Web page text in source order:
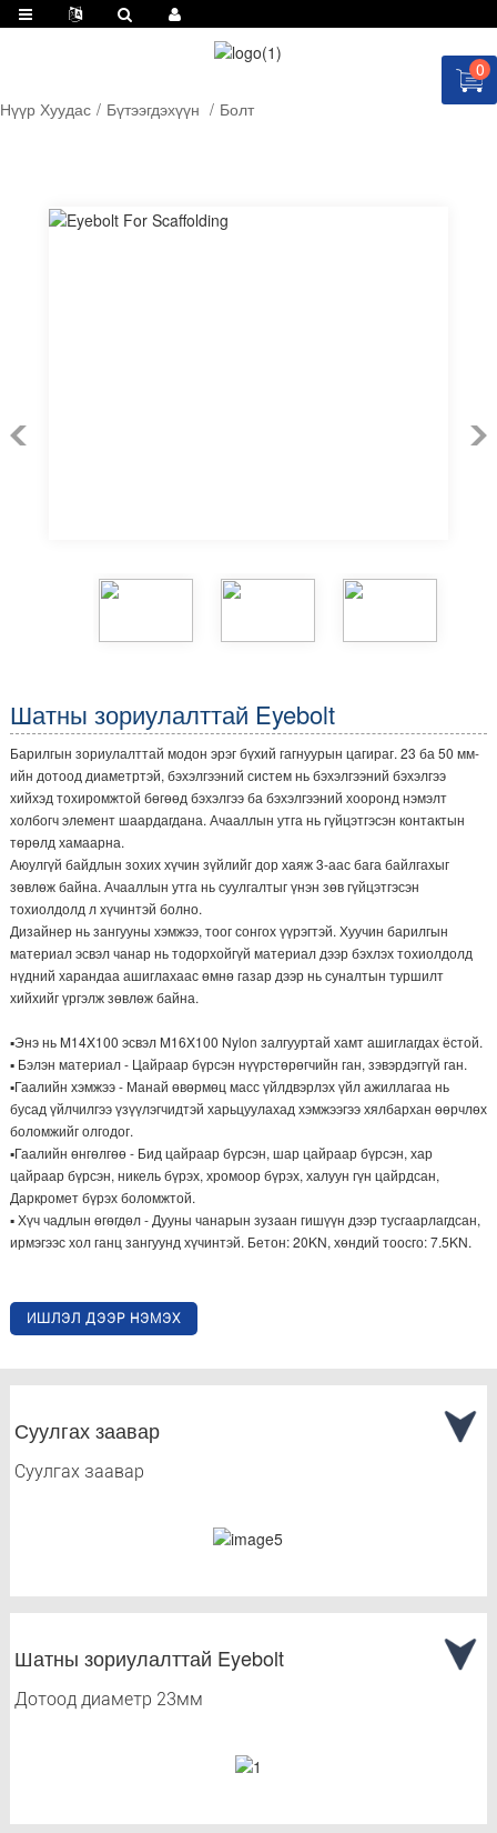
0
Нүүр Хуудас
Бүтээгдэхүүн Болт
Шатны зориулалттай Eyebolt
Барилгын зориулалттай модон эрэг бүхий гагнуурын цагираг. 23 ба 50 мм-
ийн дотоод диаметртэй, бэхэлгээний систем нь бэхэлгээний бэхэлгээ
хийхэд тохиромжтой бөгөөд бэхэлгээ ба бэхэлгээний хооронд нэмэлт
холбогч элемент шаардагдана. Ачааллын утга нь гүйцэтгэсэн контактын
төрөлд хамаарна.
Аюулгүй байдлын зохих хүчин зүйлийг дор хаяж 3-аас бага байлгахыг
зөвлөж байна. Ачааллын утга нь суулгалтыг үнэн зөв гүйцэтгэсэн
тохиолдолд л хүчинтэй болно.
Дизайнер нь зангууны хэмжээ, тоог сонгох үүрэгтэй. Хуучин барилгын
материал эсвэл чанар нь тодорхойгүй материал дээр бэхлэх тохиолдолд
нүдний харандаа ашиглахаас өмнө газар дээр нь суналтын туршилт
хийхийг үргэлж зөвлөж байна.
▪Энэ нь M14X100 эсвэл M16X100 Nylon залгууртай хамт ашиглагдах ёстой.
▪ Бэлэн материал - Цайраар бүрсэн нүүрстөрөгчийн ган, зэвэрдэггүй ган.
▪Гаалийн хэмжээ - Манай өвөрмөц масс үйлдвэрлэх үйл ажиллагаа нь
бусад үйлчилгээ үзүүлэгчидтэй харьцуулахад хэмжээгээ хялбархан өөрчлөх
боломжийг олгодог.
▪Гаалийн өнгөлгөө - Бид цайраар бүрсэн, шар цайраар бүрсэн, хар
цайраар бүрсэн, никель бүрэх, хромоор бүрэх, халуун гүн цайрдсан,
Даркромет бүрэх боломжтой.
▪ Хүч чадлын өгөгдөл - Дууны чанарын зузаан гишүүн дээр тусгаарлагдсан,
ирмэгээс хол ганц зангуунд хүчинтэй. Бетон: 20KN, хөндий тоосго: 7.5KN.
ИШЛЭЛ ДЭЭР НЭМЭХ
Суулгах заавар
Суулгах заавар
Шатны зориулалттай Eyebolt
Дотоод диаметр 23мм